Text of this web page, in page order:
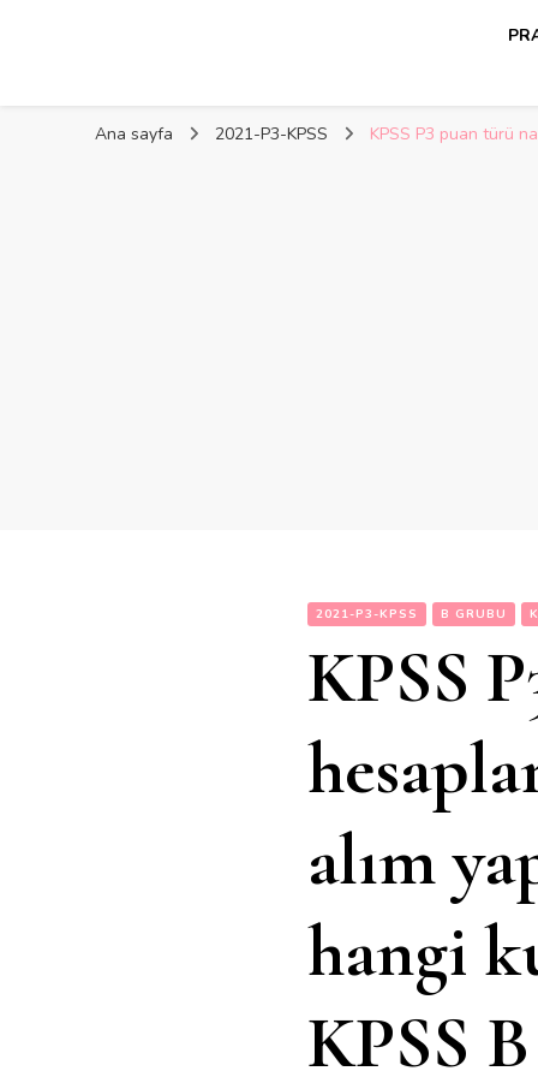
Ana sayfa 2021-P3-KPSS KPSS P3 puan türü
2021-P3-KPSS B GRUBU
KPSS
alım
hangi
KPSS